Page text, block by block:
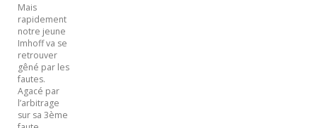
Mais
rapidement
notre jeune
Imhoff va se
retrouver
gêné par les
fautes.
Agacé par
l’arbitrage
sur sa 3ème